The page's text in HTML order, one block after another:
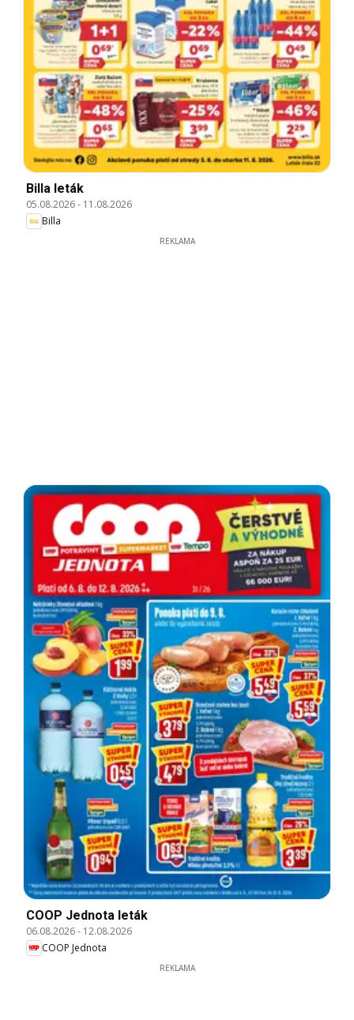
Billa leták
05.08.2026- 11.08.2026
Billa
REKLAMA
COOP Jednota leták
06.08.2026- 12.08.2026
COOP Jednota
REKLAMA